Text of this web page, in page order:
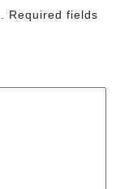
Required fields